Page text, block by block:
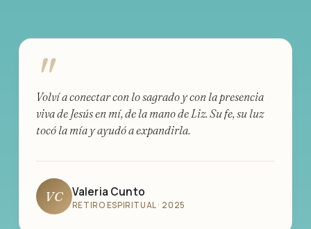
"
Volví a conectar con lo sagrado y con la presencia
viva de Jesús en mí, de la mano de Liz. Su fe, su luz
tocó la mía y ayudó a expandirla.
VC Valeria Cunto
RETIRO ESPIRITUAL · 2025